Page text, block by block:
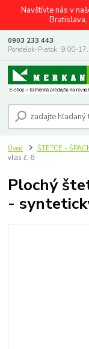
Navštívte nás v
0903 233 443
Pondelok-Piatok: 9.00-
Úvod ŠTETCE -
vlas č. 6
Plochý
-